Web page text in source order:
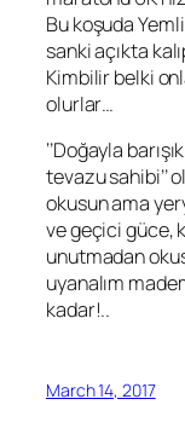
Bu koşuda
sanki açıkta
Kimbilir belki
olurlar…
‘’Doğayla
tevazu sahibi’’
okusun ama
ve geçici güce,
unutmadan
uyanalım
kadar!..
March 14, 2017